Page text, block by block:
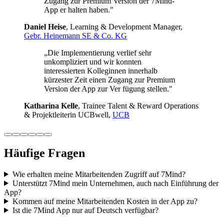
App er halten haben."
Daniel Heise, Learning & Development Manager,
Gebr. Heinemann SE & Co. KG
„Die Implementierung verlief sehr
unkompliziert und wir konnten
interessierten Kolleginnen innerhalb
kürzester Zeit einen Zugang zur Premium
Version der App zur Ver fügung stellen."
Katha­rina Kelle, Trainee Talent & Reward Ope­ra­ti­ons
& Pro­jekt­lei­te­rin UCB­well, UCB
Häufige Fragen
Wie erhalten meine Mitarbeitenden Zugriff auf 7Mind?
Unterstützt 7Mind mein Unternehmen, auch nach Einführung der
App?
Kommen auf meine Mitarbeitenden Kosten in der App zu?
Ist die 7Mind App nur auf Deutsch verfügbar?